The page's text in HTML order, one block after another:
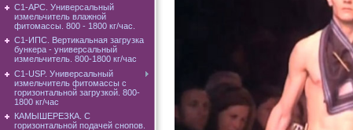
С1-АРС. Универсальный
измельчитель влажной
фитомассы. 800 - 1800 кг/час.
C1-ИПС. Вертикальная загрузка
бункера - универсальный
измельчитель. 800-1800 кг/час
С1-USP. Универсальный
измельчитель фитомассы с
горизонтальной загрузкой. 800-
1800 кг/час
КАМЫШЕРЕЗКА. С
горизонтальной подачей снопов.